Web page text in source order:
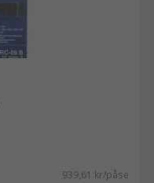
939,61 kr/påse